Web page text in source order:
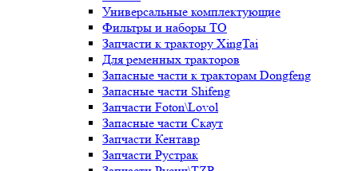
Универсальные комплектующие
Фильтры и наборы ТО
Запчасти к трактору XingTai
Для ременных тракторов
Запасные части к тракторам Dongfeng
Запасные части Shifeng
Запчасти Foton\Lovol
Запасные части Скаут
Запчасти Кентавр
Запчасти Рустрак